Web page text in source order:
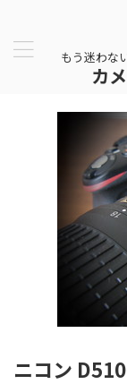
もう迷わな
カ
ニコン